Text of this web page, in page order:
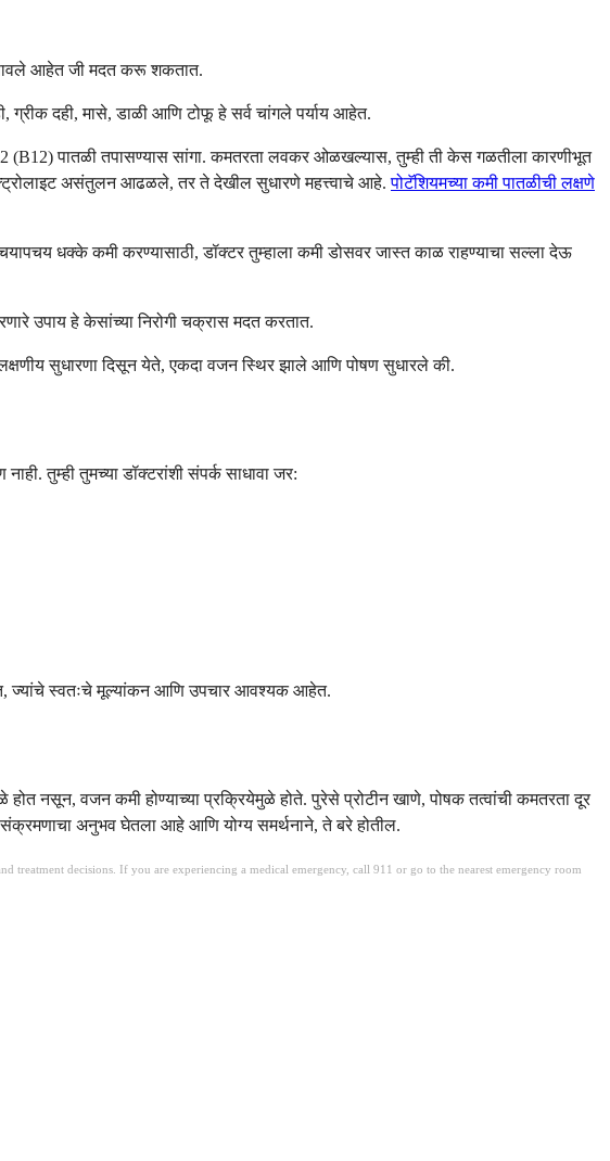
पावले आहेत जी मदत करू शकतात.
ग्रीक दही, मासे, डाळी आणि टोफू हे सर्व चांगले पर्याय आहेत.
(B12) पातळी तपासण्यास सांगा. कमतरता लवकर ओळखल्यास, तुम्ही ती केस गळतीला कारणीभूत
असंतुलन आढळले, तर ते देखील सुधारणे महत्त्वाचे आहे.पोटॅशियमच्या कमी पातळीची लक्षणे
धक्के कमी करण्यासाठी, डॉक्टर तुम्हाला कमी डोसवर जास्त काळ राहण्याचा सल्ला देऊ
उपाय हे केसांच्या निरोगी चक्रास मदत करतात.
सुधारणा दिसून येते, एकदा वजन स्थिर झाले आणि पोषण सुधारले की.
तुम्ही तुमच्या डॉक्टरांशी संपर्क साधावा जर:
ज्यांचे स्वतःचे मूल्यांकन आणि उपचार आवश्यक आहेत.
नसून, वजन कमी होण्याच्या प्रक्रियेमुळे होते. पुरेसे प्रोटीन खाणे, पोषक तत्वांची कमतरता दूर
संक्रमणाचा अनुभव घेतला आहे आणि योग्य समर्थनाने, ते बरे होतील.
decisions. If you are experiencing a medical emergency, call 911 or go to the nearest emergency room